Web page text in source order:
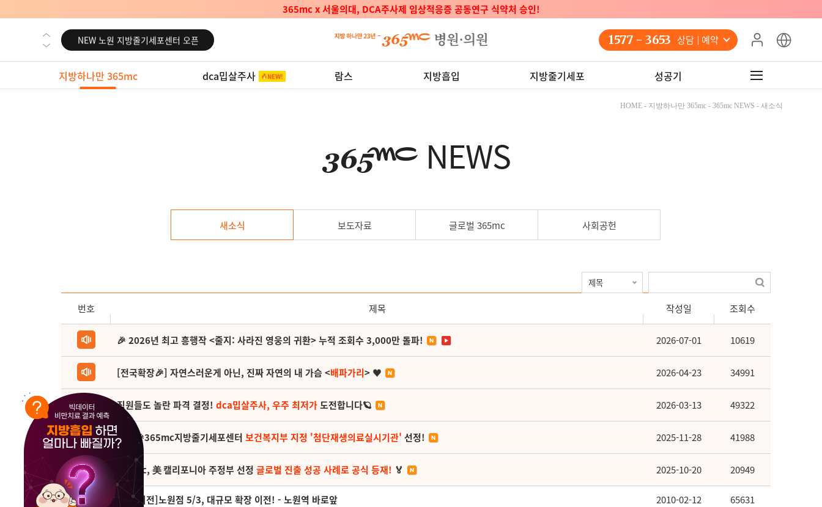
365mc x 서울의대, DCA주사제 임상적응증 공동연구 식약처 승인!
NEW 노원 지방줄기세포센터 오픈
NEW 미국 LA점 오픈
NEW 부산 지방줄기세포센터 오픈
NEW 영등포 지방줄기세포센터 오픈
NEW 영등포 지방줄기세포센터 오픈
1577 - 3653 상담 예약
지방하나만 365mc dca밉살주사 람스 지방흡입 지방줄기세포 성공기
HOME - 지방하나만 365mc - 365mc NEWS - 새소식
NEWS
새소식 보도자료 글로벌 365mc 사회공헌
번호 제목 작성일 조회수
🎉 2026년 최고 흥행작 <줄지: 사라진 영웅의 귀환> 누적 조회수 3,000만 돌파! 2026-07-01 10619
[전국확장🎉] 자연스러운게 아닌, 진짜 자연의 내 가슴 <배파가리> ♥ 2026-04-23 34991
직원들도 놀란 파격 결정! dca밉살주사, 우주 최저가도전합니다🪐 2026-03-13 49322
(축) 🎉365mc지방줄기세포센터 보건복지부 지정 '첨단재생의료실시기관' 선정! 2025-11-28 41988
365mc, 美 캘리포니아 주정부 선정 글로벌 진출 성공 사례로 공식 등재! 🏅 2025-10-20 20949
455 [확장이전]노원점 5/3, 대규모 확장 이전! - 노원역 바로앞 2010-02-12 65631